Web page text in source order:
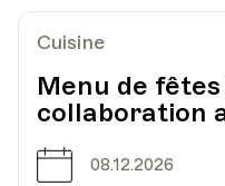
Cuisine
Menu de
collaboration
Date
08.12.2026